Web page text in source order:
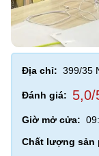
Địa chỉ: 399/35
Đánh giá: 5,0/
Giờ mở cửa:
Chất lượng sản